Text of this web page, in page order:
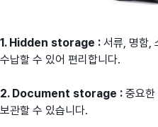
1. Hidden storage : 서류, 명함,
수납할 수 있어 편리합니다.
2. Document storage : 중요한
보관할 수 있습니다.